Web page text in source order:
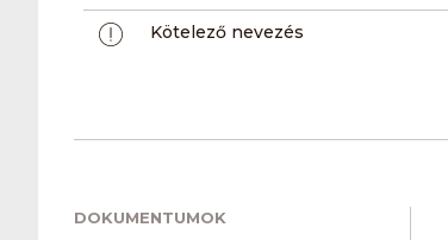
Kötelező nevezés
DOKUMENTUMOK